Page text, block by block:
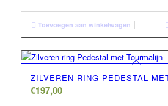
Toevoegen aan winkelwagen
ZILVEREN RING PEDESTAL
€197,00